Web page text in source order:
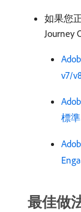
如果您
Journey
v7/
標準
最佳做